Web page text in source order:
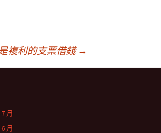
複利的支票借錢 →
月
月